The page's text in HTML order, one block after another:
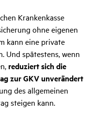
Krankenkasse
ohne eigenen
kann eine private
Und spätestens, wenn
reduziert sich die
zur GKV unverändert
des allgemeinen
steigen kann.